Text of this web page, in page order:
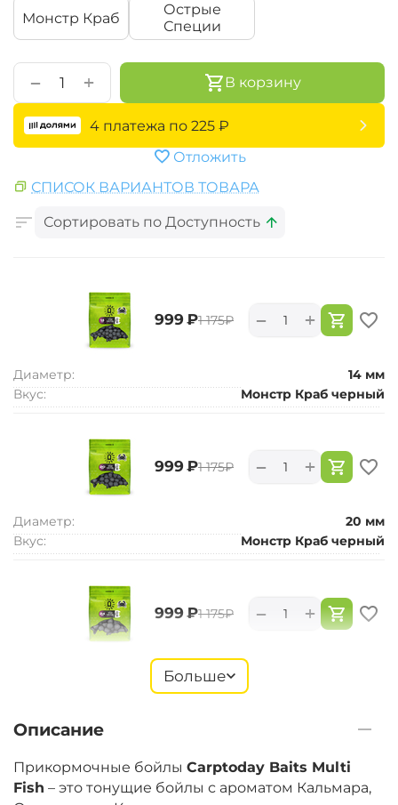
Монстр Краб
Острые
Специи
+
− В корзину
4 платежа по 225 ₽
Отложить
СПИСОК ВАРИАНТОВ ТОВАРА
Сортировать по Доступность
‍999‍ ₽‍1 175‍₽ +
−
Диаметр:
14 мм
Вкус:
Монстр Краб черный
‍999‍ ₽‍1 175‍₽ +
−
Диаметр:
20 мм
Вкус:
Монстр Краб черный
‍999‍ ₽‍1 175‍₽ +
−
Монстр Краб черный
‍899‍ ₽‍1 058‍₽ +
−
Больше
Описание
Прикормочные бойлы Carptoday Baits Multi
Fish – это тонущие бойлы с ароматом Кальмара,